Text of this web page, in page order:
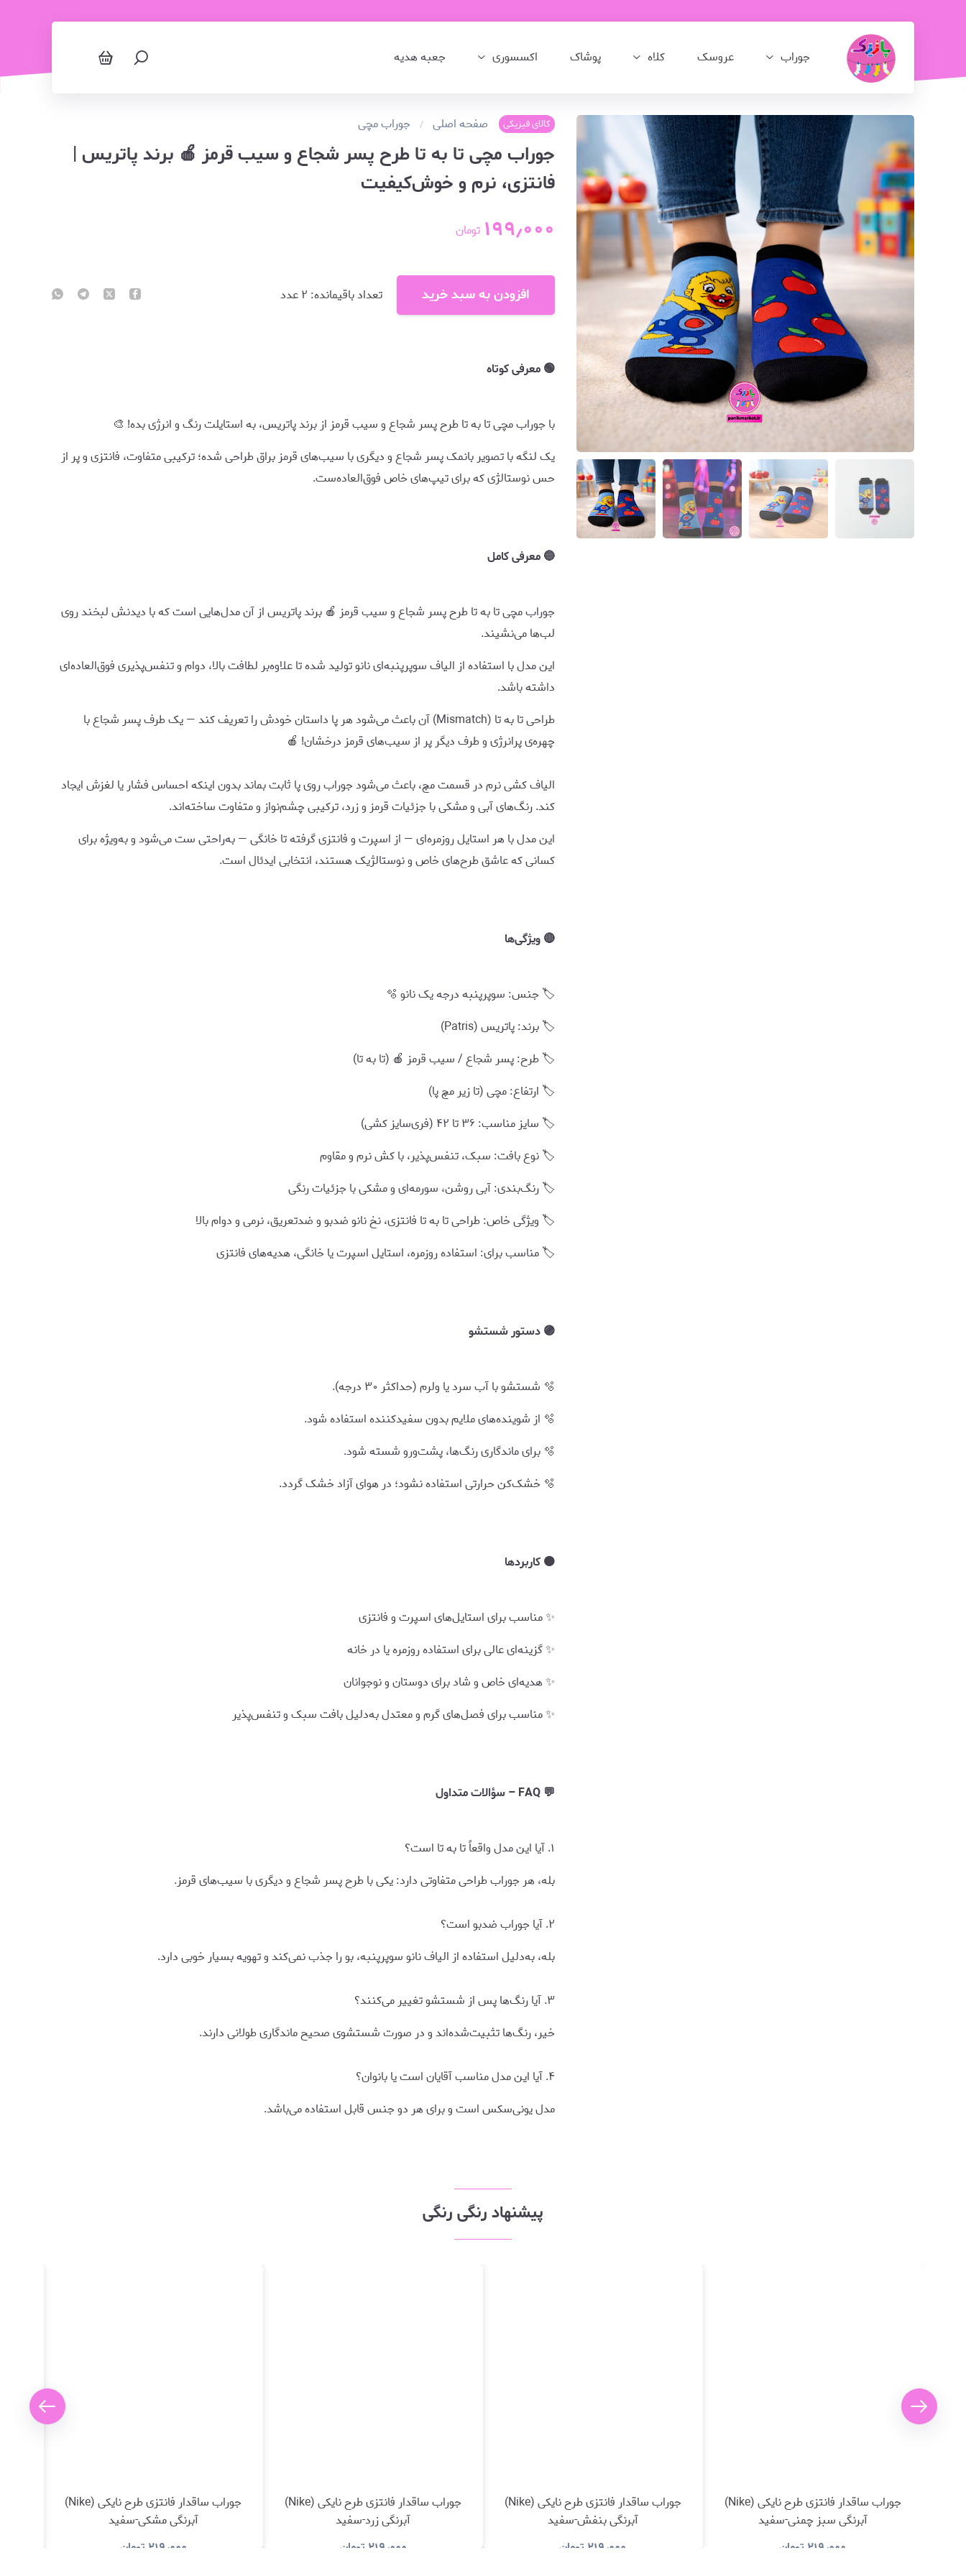
جوراب عروسک کلاه پوشاک اکسسوری جعبه هدیه
کالای فیزیکی صفحه اصلی جوراب مچی
جوراب مچی تا به تا طرح پسر شجاع و سیب قرمز 🍎 برند پاتریس |
فانتزی، نرم و خوش‌کیفیت
۱۹۹٫۰۰۰ تومان
افزودن به سبد خرید تعداد باقیمانده: ۲عدد
🟢 معرفی کوتاه
با جوراب مچی تا به تا طرح پسر شجاع و سیب قرمز از برند پاتریس، به استایلت رنگ و انرژی بده! 🎨
یک لنگه با تصویر بانمک پسر شجاع و دیگری با سیب‌های قرمز براق طراحی شده؛ ترکیبی متفاوت، فانتزی و پر از
حس نوستالژی که برای تیپ‌های خاص فوق‌العاده‌ست.
🔵 معرفی کامل
جوراب مچی تا به تا طرح پسر شجاع و سیب قرمز 🍎 برند پاتریس از آن مدل‌هایی است که با دیدنش لبخند روی
لب‌ها می‌نشیند.
این مدل با استفاده از الیاف سوپرپنبه‌ای نانو تولید شده تا علاوه‌بر لطافت بالا، دوام و تنفس‌پذیری فوق‌العاده‌ای
داشته باشد.
طراحی تا به تا (Mismatch) آن باعث می‌شود هر پا داستان خودش را تعریف کند — یک طرف پسر شجاع با
چهره‌ی پرانرژی و طرف دیگر پر از سیب‌های قرمز درخشان! 🍎
الیاف کشی نرم در قسمت مچ، باعث می‌شود جوراب روی پا ثابت بماند بدون اینکه احساس فشار یا لغزش ایجاد
کند. رنگ‌های آبی و مشکی با جزئیات قرمز و زرد، ترکیبی چشم‌نواز و متفاوت ساخته‌اند.
این مدل با هر استایل روزمره‌ای — از اسپرت و فانتزی گرفته تا خانگی — به‌راحتی ست می‌شود و به‌ویژه برای
کسانی که عاشق طرح‌های خاص و نوستالژیک هستند، انتخابی ایدئال است.
🔴 ویژگی‌ها
🏷️ جنس: سوپرپنبه درجه یک نانو 🫧
🏷️ برند: پاتریس (Patris)
🏷️ طرح: پسر شجاع / سیب قرمز 🍎 (تا به تا)
🏷️ ارتفاع: مچی (تا زیر مچ پا)
🏷️ سایز مناسب: ۳۶ تا ۴۲ (فری‌سایز کشی)
🏷️ نوع بافت: سبک، تنفس‌پذیر، با کش نرم و مقاوم
🏷️ رنگ‌بندی: آبی روشن، سورمه‌ای و مشکی با جزئیات رنگی
🏷️ ویژگی خاص: طراحی تا به تا فانتزی، نخ نانو ضدبو و ضدتعریق، نرمی و دوام بالا
🏷️ مناسب برای: استفاده روزمره، استایل اسپرت یا خانگی، هدیه‌های فانتزی
🟣 دستور شستشو
🫧 شستشو با آب سرد یا ولرم (حداکثر ۳۰ درجه).
🫧 از شوینده‌های ملایم بدون سفیدکننده استفاده شود.
🫧 برای ماندگاری رنگ‌ها، پشت‌ورو شسته شود.
🫧 خشک‌کن حرارتی استفاده نشود؛ در هوای آزاد خشک گردد.
🟠 کاربردها
✨ مناسب برای استایل‌های اسپرت و فانتزی
✨ گزینه‌ای عالی برای استفاده روزمره یا در خانه
✨ هدیه‌ای خاص و شاد برای دوستان و نوجوانان
✨ مناسب برای فصل‌های گرم و معتدل به‌دلیل بافت سبک و تنفس‌پذیر
💬 FAQ – سؤالات متداول
۱. آیا این مدل واقعاً تا به تا است؟
بله، هر جوراب طراحی متفاوتی دارد: یکی با طرح پسر شجاع و دیگری با سیب‌های قرمز.
۲. آیا جوراب ضدبو است؟
بله، به‌دلیل استفاده از الیاف نانو سوپرپنبه، بو را جذب نمی‌کند و تهویه بسیار خوبی دارد.
۳. آیا رنگ‌ها پس از شستشو تغییر می‌کنند؟
خیر، رنگ‌ها تثبیت‌شده‌اند و در صورت شستشوی صحیح ماندگاری طولانی دارند.
۴. آیا این مدل مناسب آقایان است یا بانوان؟
مدل یونی‌سکس است و برای هر دو جنس قابل استفاده می‌باشد.
پیشنهاد رنگی رنگی
جوراب ساقدار فانتزی طرح نایکی (Nike)
آبرنگی سبز چمنی-سفید
۲۱۹٫۰۰۰ تومان
جوراب ساقدار فانتزی طرح نایکی (Nike)
آبرنگی بنفش-سفید
۲۱۹٫۰۰۰ تومان
جوراب ساقدار فانتزی طرح نایکی (Nike)
آبرنگی زرد-سفید
۲۱۹٫۰۰۰ تومان
جوراب ساقدار فانتزی طرح نایکی (Nike)
آبرنگی مشکی-سفید
۲۱۹٫۰۰۰ تومان